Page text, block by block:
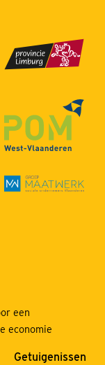
een
economie
Getuigenissen